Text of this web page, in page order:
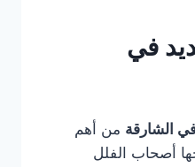
في
الشارقة من أهم
أصحاب الفلل